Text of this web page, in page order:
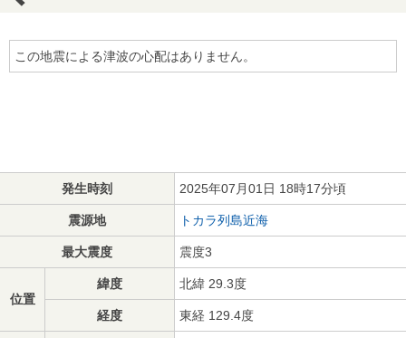
この地震による津波の心配はありません。
発生時刻 2025年07月01日 18時17分頃
震源地 トカラ列島近海
最大震度 震度3
位置
緯度 北緯 29.3度
経度 東経 129.4度